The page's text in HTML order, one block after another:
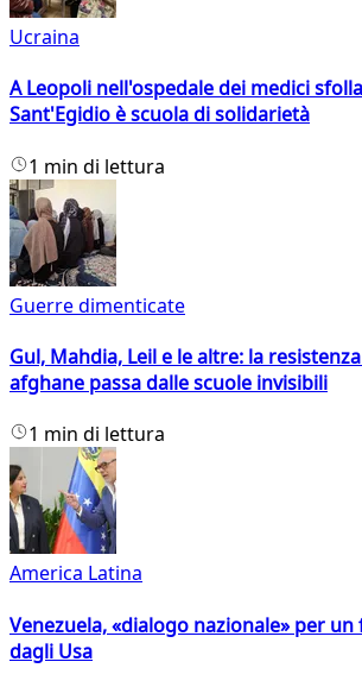
Ucraina
A Leopoli nell'ospedale dei medici
Sant'Egidio è scuola di solidarietà
1 min di lettura
Guerre dimenticate
Gul, Mahdia, Leil e le altre: la
afghane passa dalle scuole invisibili
1 min di lettura
America Latina
Venezuela, «dialogo nazionale» per
dagli Usa